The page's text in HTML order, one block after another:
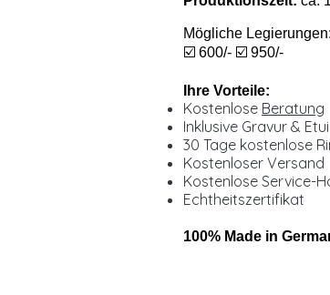
Mögliche Legierungen:
☑️ 600/- ☑️ 950/-
Ihre Vorteile:
Kostenlose Beratung
Inklusive Gravur & Etui
30 Tage kostenlose
Kostenloser Versand
Kostenlose Service-
Echtheitszertifikat
100% Made in